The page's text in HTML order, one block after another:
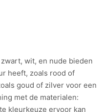
wit, en nude bieden
heeft, zoals rood of
goud of zilver voor een
met de materialen:
kleurkeuze ervoor kan